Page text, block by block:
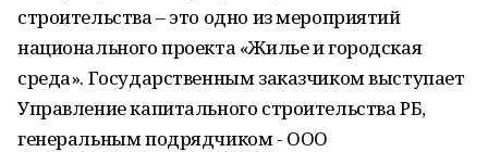
строительства – это одно из мероприятий
национального проекта «Жилье и городская
среда». Государственным заказчиком выступает
Управление капитального строительства РБ,
генеральным подрядчиком - ООО